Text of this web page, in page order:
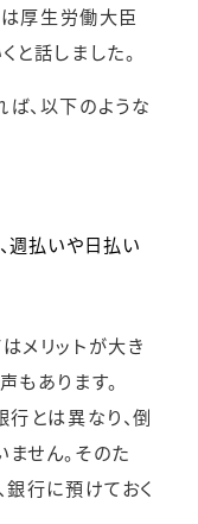
厚生労働大臣
と話しました。
、以下のような
週払いや日払い
メリットが大き
もあります。
行とは異なり、倒
せん。そのた
銀行に預けておく